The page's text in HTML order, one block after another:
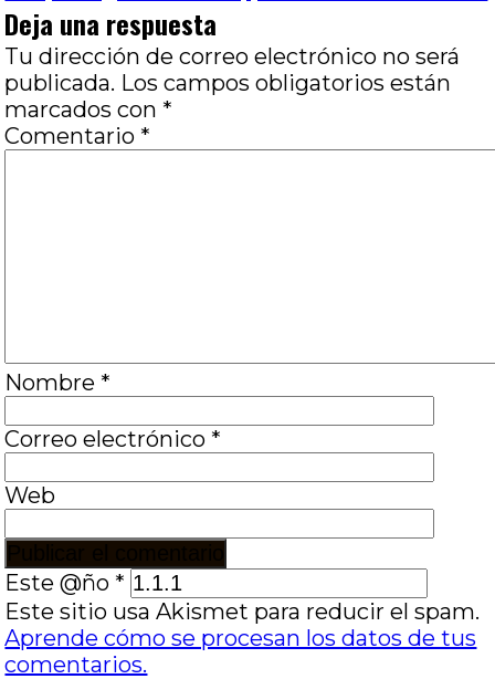
Deja una respuesta
Tu dirección de correo electrónico no será
publicada. Los campos obligatorios están
marcados con *
Comentario *
Nombre *
Correo electrónico *
Web
Este @ño *
Este sitio usa Akismet para reducir el spam.
Aprende cómo se procesan los datos de tus
comentarios.